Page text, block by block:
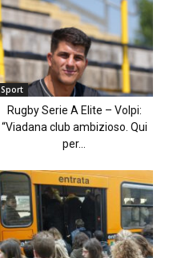
Sport
Rugby Serie A Elite – Volpi:
“Viadana club ambizioso. Qui
per...